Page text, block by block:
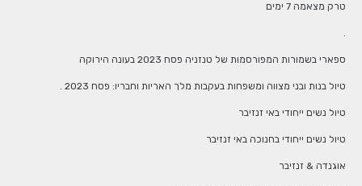
טרק מצאמה 7 ימים
.
ספארי בשמורות המפורסמות של טנזניה פסח 2023 בעונה הירוקה
טיול בנות ובני מצווה ומשפחות בעקבות מלך האריות וחבריו: פסח 2023 .
טיול נשים ייחודי באי זנזיבר
טיול נשים ייחודי בחנוכה באי זנזיבר
אוגנדה & זנזיבר